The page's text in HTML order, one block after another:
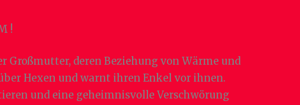
!
Großmutter, deren Beziehung von Wärme und
Hexen und warnt ihren Enkel vor ihnen.
und eine geheimnisvolle Verschwörung